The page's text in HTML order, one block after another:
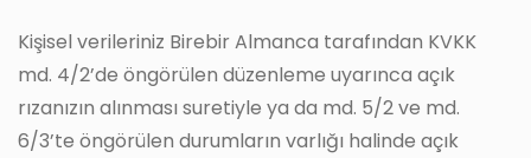
Kişisel verileriniz Birebir Almanca tarafından KVKK
md. 4/2’de öngörülen düzenleme uyarınca açık
rızanızın alınması suretiyle ya da md. 5/2 ve md.
6/3’te öngörülen durumların varlığı halinde açık